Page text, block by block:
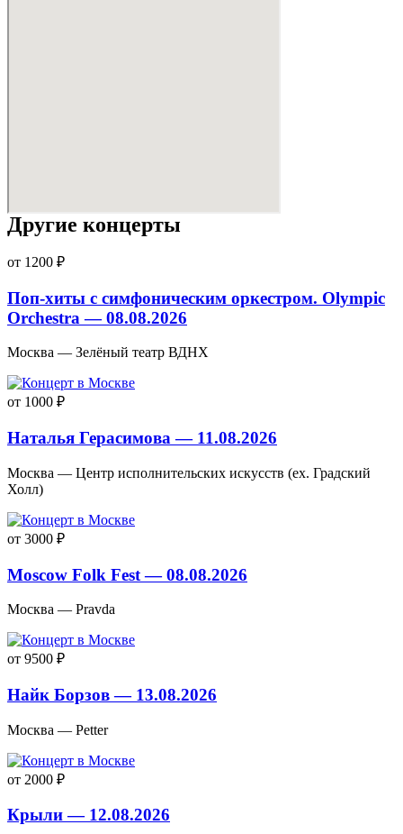
Другие концерты
от 1200 ₽
Поп-хиты с симфоническим оркестром. Olympic
Orchestra — 08.08.2026
Москва — Зелёный театр ВДНХ
от 1000 ₽
Наталья Герасимова — 11.08.2026
Москва — Центр исполнительских искусств (ex. Градский
Холл)
от 3000 ₽
Moscow Folk Fest — 08.08.2026
Москва — Pravda
от 9500 ₽
Найк Борзов — 13.08.2026
Москва — Petter
от 2000 ₽
Крыли — 12.08.2026